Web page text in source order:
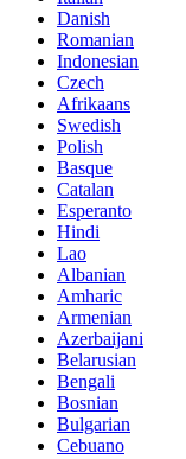
Danish
Romanian
Indonesian
Czech
Afrikaans
Swedish
Polish
Basque
Catalan
Esperanto
Hindi
Lao
Albanian
Amharic
Armenian
Azerbaijani
Belarusian
Bengali
Bosnian
Bulgarian
Cebuano